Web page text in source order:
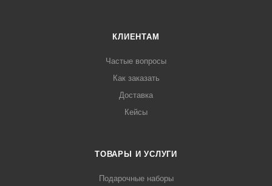
КЛИЕНТАМ
Частые вопросы
Как заказать
Доставка
Кейсы
ТОВАРЫ И УСЛУГИ
Подарочные наборы